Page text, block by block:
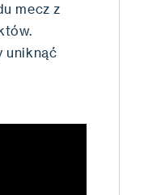
mecz z
uniknąć